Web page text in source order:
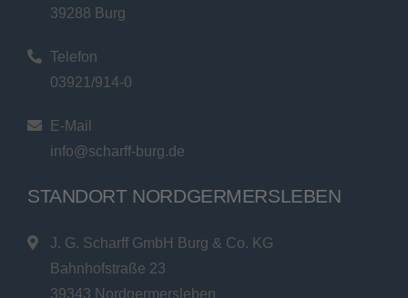
39288 Burg
Telefon
03921/914-0
E-Mail
info@scharff-burg.de
STANDORT NORDGERMERSLEBEN
J. G. Scharff GmbH Burg & Co. KG
Bahnhofstraße 23
39343 Nordgermersleben